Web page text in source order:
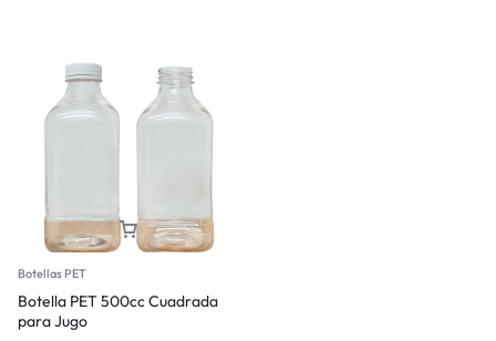
Botellas PET
Botella PET 500cc Cuadrada
para Jugo